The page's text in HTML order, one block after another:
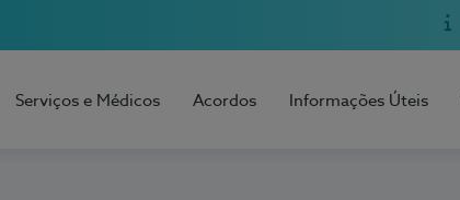
Serviços e Médicos Acordos Informações Úteis